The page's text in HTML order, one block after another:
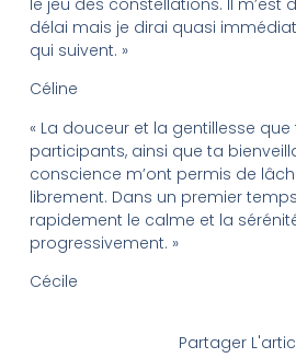
délai mais je dirai quasi
qui suivent. »
Céline
« La douceur et la gentillesse
participants, ainsi que ta
conscience m’ont permis de
librement. Dans un premier
rapidement le calme et la
progressivement. »
Cécile
Partager